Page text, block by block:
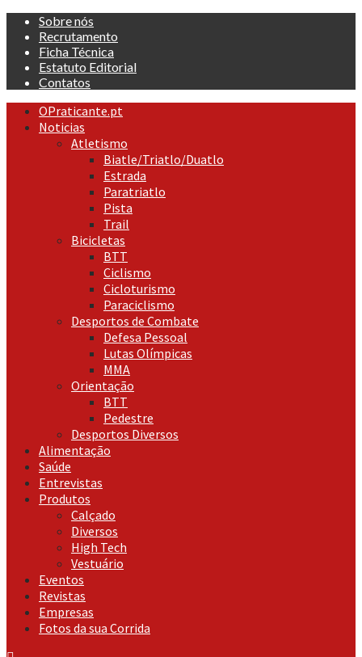
Skip
content
Sobre nós
Recrutamento
Ficha Técnica
Estatuto Editorial
Contatos
Primary
Menu
OPraticante.pt
Noticias
Atletismo
Biatle/Triatlo/Duatlo
Estrada
Paratriatlo
Pista
Trail
Bicicletas
BTT
Ciclismo
Cicloturismo
Paraciclismo
Desportos de Combate
Defesa Pessoal
Lutas Olímpicas
MMA
Orientação
BTT
Pedestre
Desportos Diversos
Alimentação
Saúde
Entrevistas
Produtos
Calçado
Diversos
High Tech
Vestuário
Eventos
Revistas
Empresas
Fotos da sua Corrida